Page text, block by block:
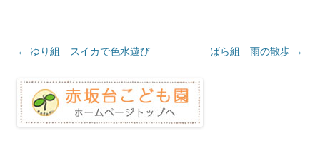
投
ナ
ビ
ゲ
← ゆり組 スイカで色水遊び ばら組 雨の散歩 →